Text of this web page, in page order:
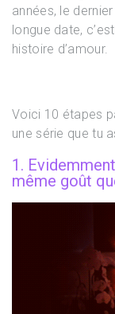
années, le
longue date,
histoire d’amour.
Voici 10 étapes
une série que tu
1.
même goût